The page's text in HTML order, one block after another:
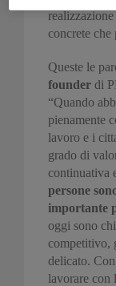
concrete
Queste le
founder di
“Quando
pienamente
lavoro e i
grado di
continuativa
persone
importante
oggi sono
competitivo,
delicato.
lavorare con